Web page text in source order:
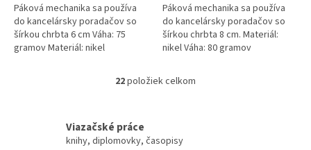
Páková mechanika sa používa
do kancelársky poradačov so
šírkou chrbta 6 cm Váha: 75
gramov Materiál: nikel
Páková mechanika sa používa
do kancelársky poradačov so
šírkou chrbta 8 cm. Materiál:
nikel Váha: 80 gramov
O
d
22položiek celkom
Viazačské práce
knihy, diplomovky, časopisy